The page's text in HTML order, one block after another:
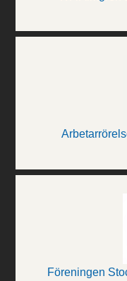
Föreningen